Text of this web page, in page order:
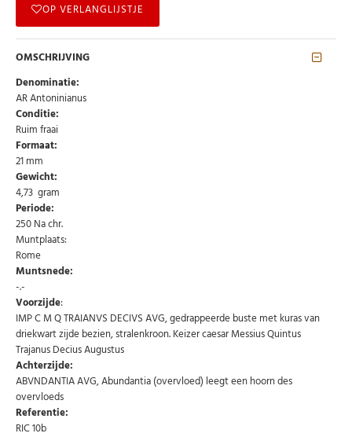
Abonneer u op onze nieuwsbrief
wekelijks een overzicht van de nieuwste munten en
speciale aanbiedingen.
OP VERLANGLIJSTJE
OMSCHRIJVING
Denominatie:
AR Antoninianus
Conditie:
Ruim fraai
Formaat:
21 mm
Gewicht:
4,73 gram
Periode:
250 Na chr.
Muntplaats:
Rome
Muntsnede:
-.-
Voorzijde:
IMP C M Q TRAIANVS DECIVS AVG, gedrappeerde buste met kuras van
driekwart zijde bezien, stralenkroon. Keizer caesar Messius Quintus
Trajanus Decius Augustus
Achterzijde:
ABVNDANTIA AVG, Abundantia (overvloed) leegt een hoorn des
overvloeds
Referentie:
RIC 10b